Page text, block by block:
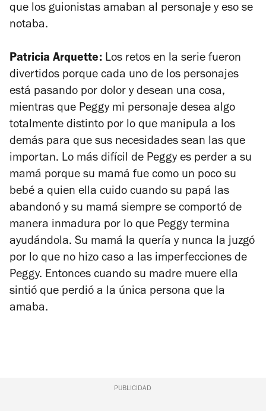
que los guionistas amaban al personaje y eso se
notaba.
Patricia Arquette: Los retos en la serie fueron
divertidos porque cada uno de los personajes
está pasando por dolor y desean una cosa,
mientras que Peggy mi personaje desea algo
totalmente distinto por lo que manipula a los
demás para que sus necesidades sean las que
importan. Lo más difícil de Peggy es perder a su
mamá porque su mamá fue como un poco su
bebé a quien ella cuido cuando su papá las
abandonó y su mamá siempre se comportó de
manera inmadura por lo que Peggy termina
ayudándola. Su mamá la quería y nunca la juzgó
por lo que no hizo caso a las imperfecciones de
Peggy. Entonces cuando su madre muere ella
sintió que perdió a la única persona que la
amaba.
PUBLICIDAD